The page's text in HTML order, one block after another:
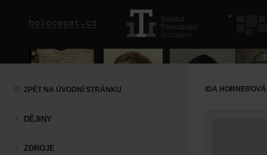
ZPĚT NA ÚVODNÍ STRÁNKU
DĚJINY
ZDROJE
IDA HORNEROVÁ